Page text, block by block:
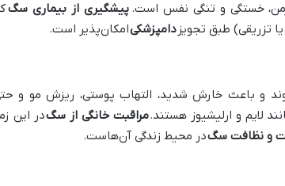
خستگی و تنگی نفس است. پیشگیری از بیماری سگ
تزریقی) طبق تجویز دامپزشکیامکان‌پذیر است.
و باعث خارش شدید، التهاب پوستی، ریزش مو و
لایم و ارلیشیوز هستند.مراقبت خانگی از سگدر این
و نظافت سگدر محیط زندگی آن‌هاست.